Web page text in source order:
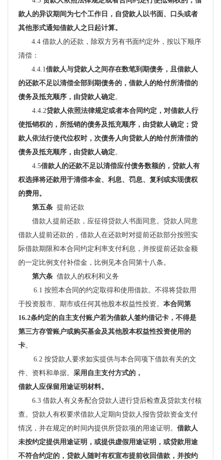
款人的异议期间为七个工作日，自贷款人以书面、口头或者
其他形式通知借款人之日起计算。
4.4 借款人的还款，除双方另有书面约定外，按以下顺序
清偿：
4.4.1借款人与贷款人之间存在数笔到期债务，且借款人
的还款不足以清偿全部到期债务的，借款人的给付所清偿的
债务及抵充顺序，由贷款人确定。
4.4.2贷款人依照法律规定或者本合同约定，对借款人行
使抵销权的，所抵销的债务及抵充顺序，由贷款人确定；贷
款人依法行使代位权时，次债务人向贷款人的给付所清偿的
债务及抵充顺序，由贷款人确定。
4.5借款人的还款不足以清偿应付债务数额的，贷款人有
权选择将还款用于清偿本金、利息、罚息、复利或实现债权
的费用。
第五条 提前还款
借款人提前还款，应征得贷款人书面同意。贷款人同意
借款人提前还款的，借款人在还款时对提前还款部分按照实
际借款期限和本合同约定利率支付利息， 并按提前还款金额
的一定比例支付补偿金 ，比例见本合同第十八条。
第六条 借款人的权利和义务
6.1 按照本合同的约定取得和使用借款。不得将贷款用
于投资股市、期市或任何其他股本权益性投资。 本合同第
16.2条约定的自主支付账户若为借款人签约借记卡，不得是
第三方存管账户或购买基金及其他股本权益性投资使用的
卡。
6.2 按贷款人要求如实提供与本合同项下借款有关的文
件、资料和单据。 采用自主支付方式的，
借款人应保留用途证明材料。
6.3 借款人有义务配合贷款人进行贷后检查及贷款支付核
查。贷款人有权要求借款人定期向贷款人报告贷款资金支付
情况，并在规定的时间内提供所贷款项的用途证明。 借款人
未按约定提供用途证明，或提供虚假用途证明，或贷款用途
不符合约定的，贷款人随时有权宣布提前收回借款，并按约